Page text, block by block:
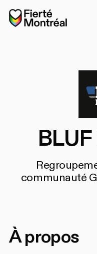
Aller à la navigation
Aller à la navigation
Aller au contenu
Accueil
communauté
À propos